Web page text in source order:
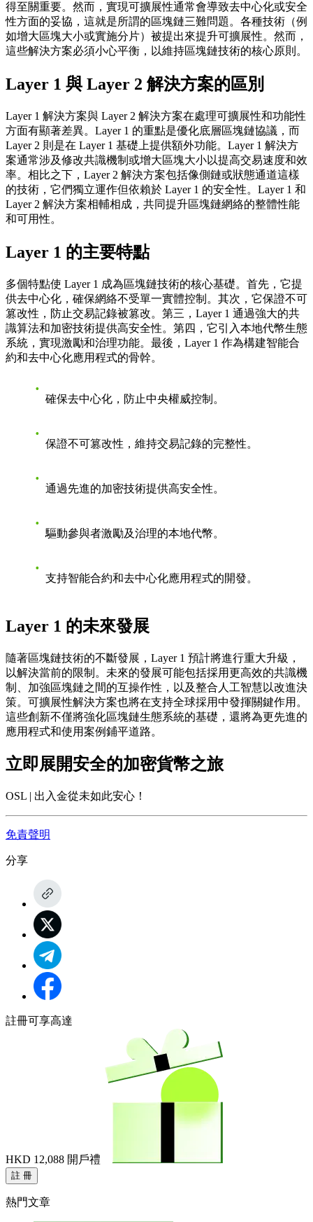
得至關重要。然而，實現可擴展性通常會導致去中心化或安全
性方面的妥協，這就是所謂的區塊鏈三難問題。各種技術（例
如增大區塊大小或實施分片）被提出來提升可擴展性。然而，
這些解決方案必須小心平衡，以維持區塊鏈技術的核心原則。
Layer 1 與 Layer 2 解決方案的區別
Layer 1 解決方案與 Layer 2 解決方案在處理可擴展性和功能性
方面有顯著差異。Layer 1 的重點是優化底層區塊鏈協議，而
Layer 2 則是在 Layer 1 基礎上提供額外功能。Layer 1 解決方
案通常涉及修改共識機制或增大區塊大小以提高交易速度和效
率。相比之下，Layer 2 解決方案包括像側鏈或狀態通道這樣
的技術，它們獨立運作但依賴於 Layer 1 的安全性。Layer 1 和
Layer 2 解決方案相輔相成，共同提升區塊鏈網絡的整體性能
和可用性。
Layer 1 的主要特點
多個特點使 Layer 1 成為區塊鏈技術的核心基礎。首先，它提
供去中心化，確保網絡不受單一實體控制。其次，它保證不可
篡改性，防止交易記錄被篡改。第三，Layer 1 通過強大的共
識算法和加密技術提供高安全性。第四，它引入本地代幣生態
系統，實現激勵和治理功能。最後，Layer 1 作為構建智能合
約和去中心化應用程式的骨幹。
確保去中心化，防止中央權威控制。
保證不可篡改性，維持交易記錄的完整性。
通過先進的加密技術提供高安全性。
驅動參與者激勵及治理的本地代幣。
支持智能合約和去中心化應用程式的開發。
Layer 1 的未來發展
隨著區塊鏈技術的不斷發展，Layer 1 預計將進行重大升級，
以解決當前的限制。未來的發展可能包括採用更高效的共識機
制、加強區塊鏈之間的互操作性，以及整合人工智慧以改進決
策。可擴展性解決方案也將在支持全球採用中發揮關鍵作用。
這些創新不僅將強化區塊鏈生態系統的基礎，還將為更先進的
應用程式和使用案例鋪平道路。
立即展開安全的加密貨幣之旅
OSL | 出入金從未如此安心！
免責聲明
分享
註冊可享高達
HKD 12,088 開戶禮
註 冊
熱門文章